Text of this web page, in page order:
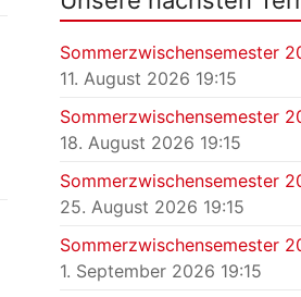
Sommerzwischensemester
11. August 2026 19:15
Sommerzwischensemester
18. August 2026 19:15
Sommerzwischensemester
25. August 2026 19:15
Sommerzwischensemester
1. September 2026 19:15